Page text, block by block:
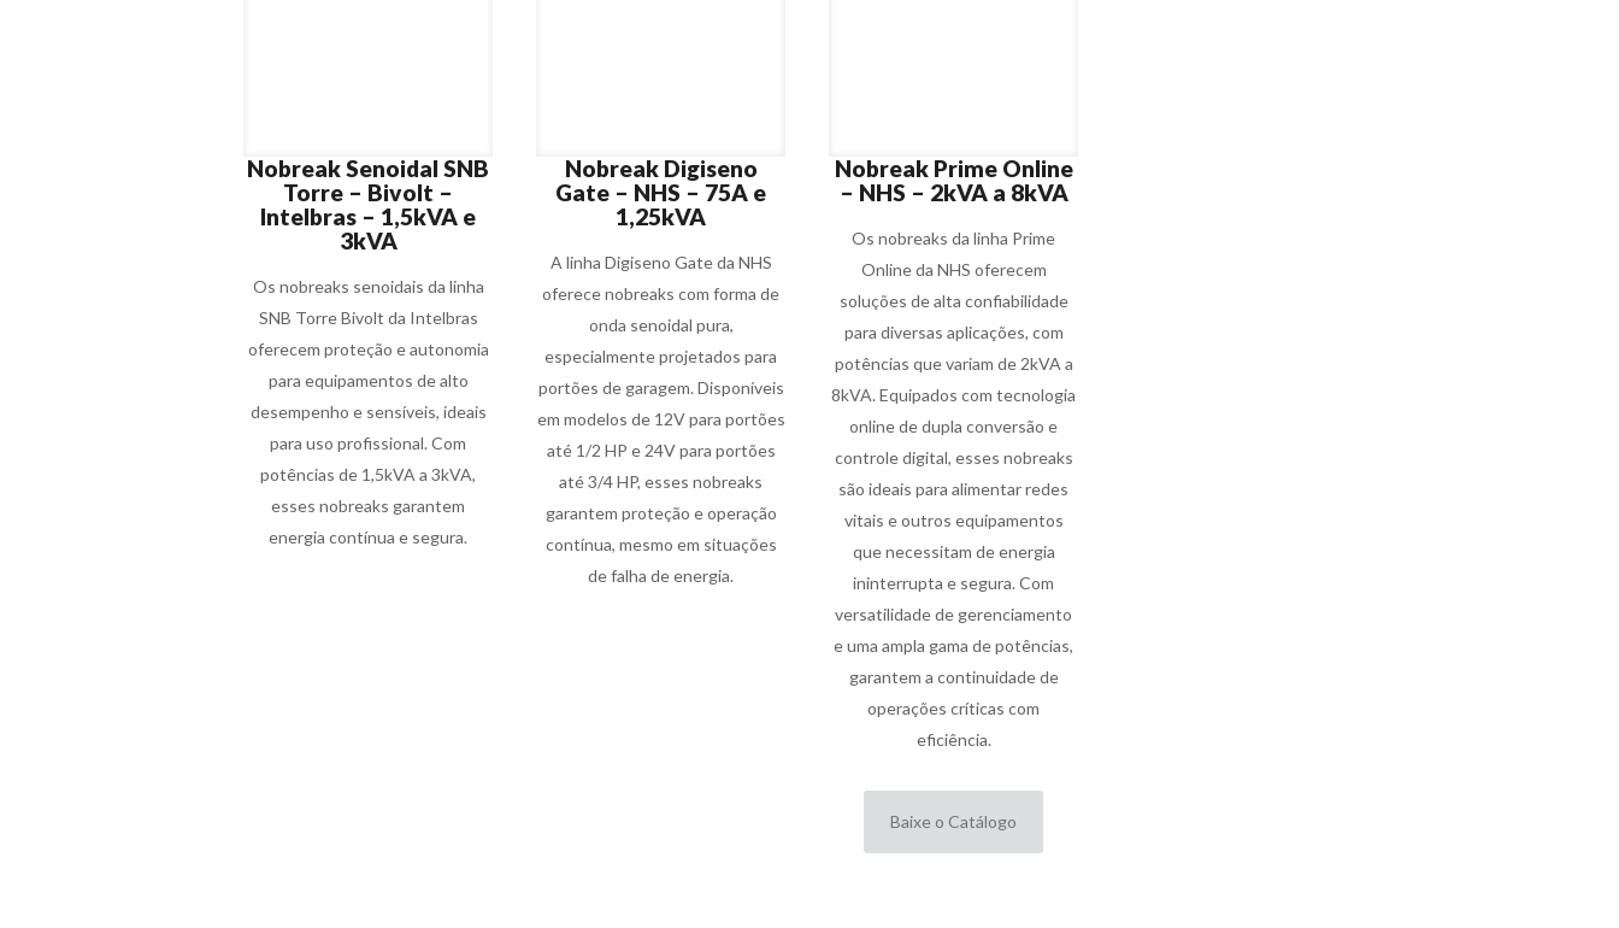
Nobreak Senoidal SNB
Torre – Bivolt –
Intelbras – 1,5kVA e
3kVA
Os nobreaks senoidais da linha
SNB Torre Bivolt da Intelbras
oferecem proteção e autonomia
para equipamentos de alto
desempenho e sensíveis, ideais
para uso profissional. Com
potências de 1,5kVA a 3kVA,
esses nobreaks garantem
energia contínua e segura.
Nobreak Digiseno
Gate – NHS – 75A e
1,25kVA
A linha Digiseno Gate da NHS
oferece nobreaks com forma de
onda senoidal pura,
especialmente projetados para
portões de garagem. Disponíveis
em modelos de 12V para portões
até 1/2 HP e 24V para portões
até 3/4 HP, esses nobreaks
garantem proteção e operação
contínua, mesmo em situações
de falha de energia.
Nobreak Prime Online
– NHS – 2kVA a 8kVA
Os nobreaks da linha Prime
Online da NHS oferecem
soluções de alta confiabilidade
para diversas aplicações, com
potências que variam de 2kVA a
8kVA. Equipados com tecnologia
online de dupla conversão e
controle digital, esses nobreaks
são ideais para alimentar redes
vitais e outros equipamentos
que necessitam de energia
ininterrupta e segura. Com
versatilidade de gerenciamento
e uma ampla gama de potências,
garantem a continuidade de
operações críticas com
eficiência.
Baixe o Catálogo